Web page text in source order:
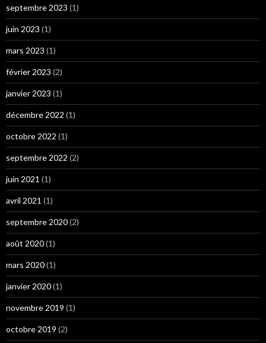
septembre 2023 (1)
juin 2023 (1)
mars 2023 (1)
février 2023 (2)
janvier 2023 (1)
décembre 2022 (1)
octobre 2022 (1)
septembre 2022 (2)
juin 2021 (1)
avril 2021 (1)
septembre 2020(2)
août 2020(1)
mars 2020(1)
janvier 2020(1)
novembre 2019 (1)
octobre 2019 (2)